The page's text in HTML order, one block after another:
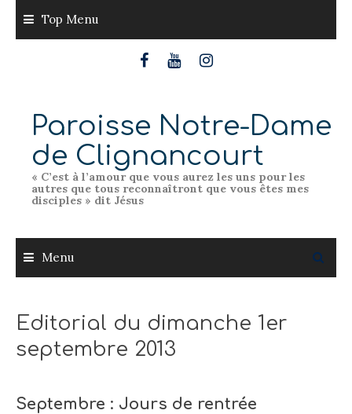
content
Top Menu
Paroisse Notre-Dame
de Clignancourt
« C’est à l’amour que vous aurez les uns pour les
autres que tous reconnaîtront que vous êtes mes
disciples » dit Jésus
Menu
Editorial du dimanche 1er
septembre 2013
Septembre : Jours de rentrée